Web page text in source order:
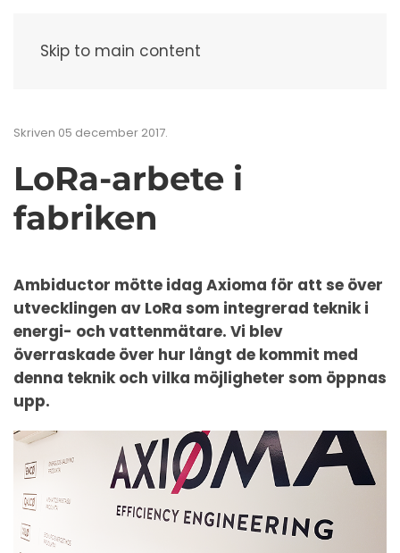
Skip to main content
Skriven 05 december 2017.
LoRa-arbete i
fabriken
Ambiductor mötte idag Axioma för att se över
utvecklingen av LoRa som integrerad teknik i
energi- och vattenmätare. Vi blev
överraskade över hur långt de kommit med
denna teknik och vilka möjligheter som öppnas
upp.